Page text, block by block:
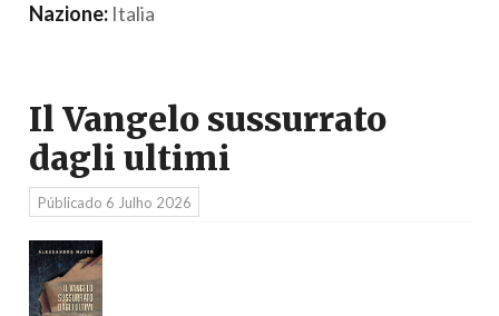
Nazione: Italia
Il Vangelo sussurrato
dagli ultimi
Públicado 6 Julho 2026